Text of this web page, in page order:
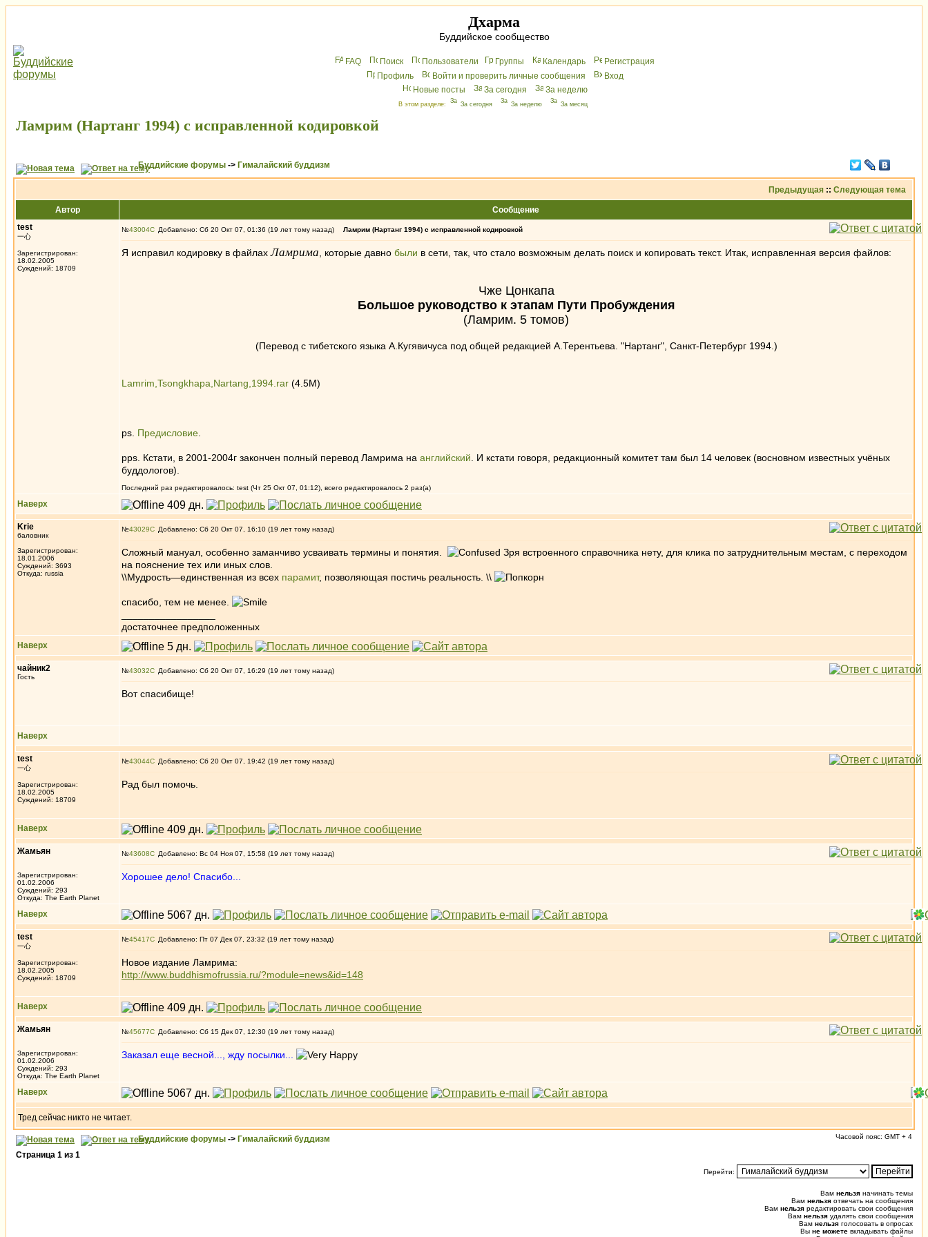
Дхарма
Буддийское сообщество
FAQ Поиск Пользователи Группы Календарь
Peгиcтрaция
Профиль
Войти и проверить личные сообщения
Вхoд
Новые посты
За сегодня За неделю
В этом разделе: За сегодня За неделю За месяц
Ламрим (Нартанг 1994) с исправленной кодировкой
Буддийские форумы -> Гималайский буддизм
Предыдущая :: Следующая тема
Автор
Сообщение
test
一心
Зарегистрирован:
18.02.2005
Суждений: 18709
№43004 Добавлено: Сб 20 Окт 07, 01:36 (19 лет тому назад) Ламрим (Нартанг 1994) с исправленной кодировкой
Я исправил кодировку в файлахЛамрима , которые давно были в сети, так, что стало возможным делать поиск и копировать текст. Итак, исправленная версия файлов:
Чже Цонкапа
Большое руководство к этапам Пути Пробуждения
(Ламрим. 5 томов)
(Перевод с тибетского языка А.Кугявичуса под общей редакцией А.Терентьева. "Нартанг", Санкт-Петербург 1994.)
Lamrim,Tsongkhapa,Nartang,1994.rar (4.5M)
ps. Предисловие
pps. Кстати, в 2001-2004г закончен полный перевод Ламрима на английский . И кстати говоря, редакционный комитет там был 14 человек (восновном известных учёных
буддологов).
Последний раз редактировалось: test (Чт 25 Окт 07, 01:12), всего редактировалось 2 раз(а)
Наверх
Krie
баловник
Зарегистрирован:
18.01.2006
Суждений: 3693
Откуда: russia
№43029 Добавлено: Сб 20 Окт 07, 16:10 (19 лет тому назад)
Сложный мануал, особенно заманчиво усваивать термины и понятия.
Зря встроенного справочника нету, для клика по затруднительным местам, с переходом
на пояснение тех или иных слов.
\\Мудрость—единственная из всех парамит, позволяющая постичь реальность. \\
спасибо, тем не менее.
достаточнее предположенных
Наверх
чайник2
Гость
№43032 Добавлено: Сб 20 Окт 07, 16:29 (19 лет тому назад)
Вот спасибище!
Наверх
test
一心
Зарегистрирован:
18.02.2005
Суждений: 18709
№43044 Добавлено: Сб 20 Окт 07, 19:42 (19 лет тому назад)
Рад был помочь.
Наверх
Жамьян
Зарегистрирован:
01.02.2006
Суждений: 293
Откуда: The Earth Planet
№43608 Добавлено: Вс 04 Ноя 07, 15:58 (19 лет тому назад)
Хорошее дело! Спасибо...
Наверх
test
一心
Зарегистрирован:
18.02.2005
Суждений: 18709
№45417 Добавлено: Пт 07 Дек 07, 23:32 (19 лет тому назад)
Новое издание Ламрима:
http://www.buddhismofrussia.ru/?module=news&id=148
Наверх
Жамьян
Зарегистрирован:
01.02.2006
Суждений: 293
Откуда: The Earth Planet
№45677 Добавлено: Сб 15 Дек 07, 12:30 (19 лет тому назад)
Заказал еще весной..., жду посылки...
Наверх
Тред сейчас никто не читает.
Буддийские форумы -> Гималайский буддизм Часовой пояс: GMT + 4
Страница 1 из 1
Перейти:
Вам нельзя начинать темы
Вам нельзя отвечать на сообщения
Вам нельзя редактировать свои сообщения
Вам нельзя удалять свои сообщения
Вам нельзя голосовать в опросах
Вы не можете вкладывать файлы